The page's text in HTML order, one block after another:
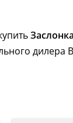
дилера